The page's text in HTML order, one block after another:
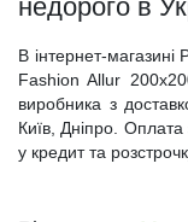
недорого в
В інтернет-
Fashion Allur
виробника з
Київ, Дніпро. Оплата
у кредит та